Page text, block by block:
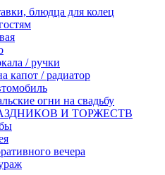
блюдца для колец
/ ручки
капот / радиатор
огни на свадьбу
И ТОРЖЕСТВ
вечера